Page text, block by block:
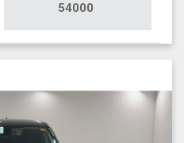
54000